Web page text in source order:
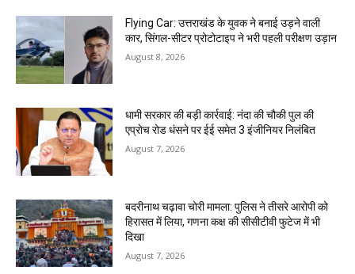
Flying Car: उत्तराखंड के युवक ने बनाई उड़ने वाली
कार, सिंगल-सीटर प्रोटोटाइप ने भरी पहली परीक्षण उड़ान
August 8, 2026
धामी सरकार की बड़ी कार्रवाई: नंदा की चौकी पुल की
एप्राेच रोड धंसने पर ईई समेत 3 इंजीनियर निलंबित
August 7, 2026
बदरीनाथ चढ़ावा चोरी मामला: पुलिस ने तीसरे आरोपी को
हिरासत में लिया, गणना कक्ष की सीसीटीवी फुटेज में भी
दिखा
August 7, 2026